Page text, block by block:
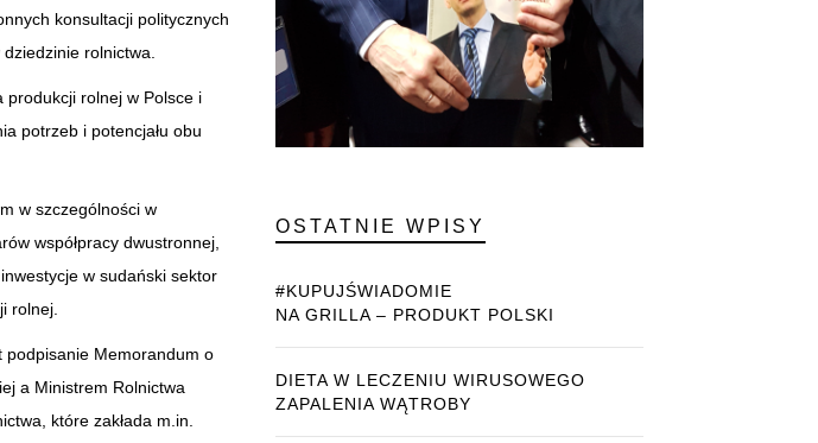
konsultacji politycznych
rolnictwa.
produkcji rolnej w Polsce i
potrzeb i potencjału obu
w szczególności w
współpracy dwustronnej,
w sudański sektor
rolnej.
podpisanie Memorandum o
a Ministrem Rolnictwa
które zakłada m.in.
OSTATNIE WPISY
#KUPUJŚWIADOMIE
NA GRILLA – PRODUKT POLSKI
DIETA W LECZENIU WIRUSOWEGO
ZAPALENIA WĄTROBY